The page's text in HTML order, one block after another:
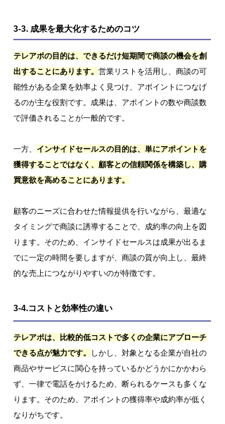
3-3. 成果を最大化するためのコツ
テレアポの目的は、できるだけ短期間で商談の機会を創
出することにあります。 営業リストを活用し、商談の可
能性がある企業を効率よく見つけ、アポイントにつなげ
るのが主な役割です。成果は、アポイントの数や商談数
で評価されることが一般的です。
一方、 インサイドセールスの目的は、単にアポイントを
獲得することではなく、顧客との信頼関係を構築し、購
買意欲を高めることにあります。
顧客のニーズに合わせた情報提供を行いながら、最適な
タイミングで商談に誘導することで、成約率の向上を図
ります。そのため、インサイドセールスは成果が出るま
でに一定の時間を要しますが、商談の質が向上し、最終
的な売上につながりやすいのが特徴です。
3-4.コストと効率性の違い
テレアポは、比較的低コストで多くの企業にアプローチ
できる点が魅力です。
しかし、対象となる企業が自社の
商品やサービスに関心を持っているかどうかにかかわら
ず、一律で電話をかけるため、断られるケースも多くな
ります。そのため、アポイントの獲得率や成約率が低く
なりがちです。